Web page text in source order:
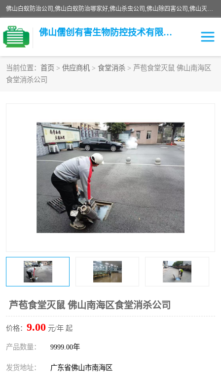
佛山白蚁防治公司,佛山白蚁防治哪家好,佛山杀虫公司,佛山除四害公司,佛山灭白蚁公司,佛山白蚁防治佛山儒创有害生物防治有限公司是一家佛山杀虫公司、佛山除四害公司、佛山灭白蚁公司、佛山白蚁防治公司，让您远离虫害困扰。要问佛山白蚁防治哪家好？佛山儒创有害生物防治有限公司全佛山、广州，正规公司，上门勘查，可靠，售后有保障。
佛山儒创有害生物防控技术有限公司
当前位置： 首页 > 供应商机 > 食堂消杀 > 芦苞食堂灭鼠 佛山南海区
食堂消杀公司
芦苞食堂灭鼠 佛山南海区食堂消杀公司
价格： 9.00 元/年 起
产品数量： 9999.00年
发货地址： 广东省佛山市南海区
白蚁消杀
除四害 食堂消杀
校园消杀 园区消杀